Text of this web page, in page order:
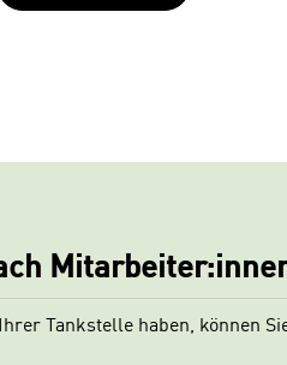
Tankstelle haben, können